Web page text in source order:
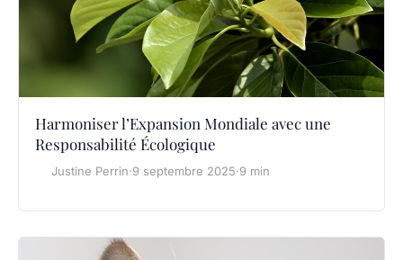
Harmoniser l’Expansion Mondiale avec une
Responsabilité Écologique
Justine Perrin·9 septembre 2025·9 min